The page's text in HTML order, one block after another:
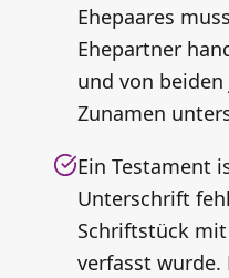
Ehepaares
Ehepartner
und von
Zunamen
Ein Testament
Unterschrift
Schriftstück
verfasst wurde.